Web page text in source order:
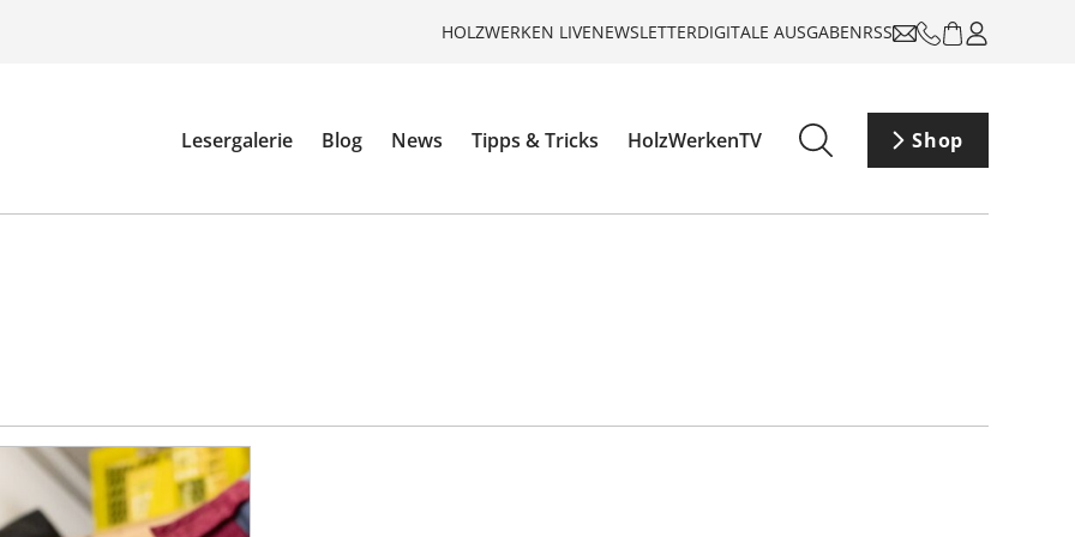
HOLZWERKEN LIVENEWSLETTERDIGITALE AUSGABENRSS
Lesergalerie Blog News Tipps & Tricks HolzWerkenTV Shop